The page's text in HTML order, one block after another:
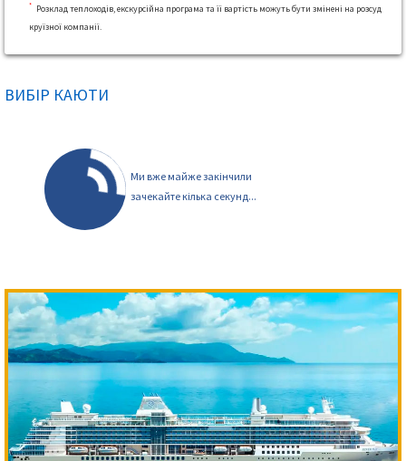
*
Розклад теплоходів, екскурсійна програма та її вартість можуть бути змінені на розсуд
круїзної компанії.
ВИБІР КАЮТИ
Ми вже майже закінчили
зачекайте кілька секунд...